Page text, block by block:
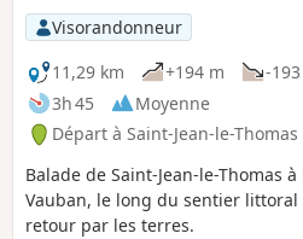
Visorandonneur
11,29 km
+194 m
-
3h 45
Moyenne
Départ à Saint-Jean-le-
Balade de Saint-Jean-le-Thomas
Vauban, le long du sentier littoral
retour par les terres.